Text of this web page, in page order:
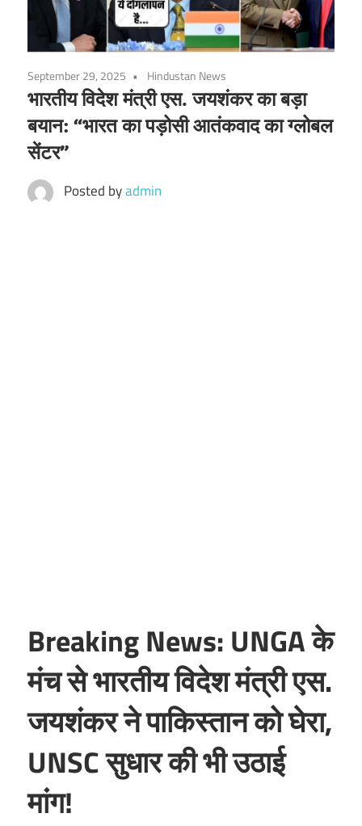
September 29, 2025 Hindustan News
भारतीय विदेश मंत्री एस. जयशंकर का बड़ा
बयान: “भारत का पड़ोसी आतंकवाद का ग्लोबल
सेंटर”
Posted byadmin
Breaking News: UNGA के
मंच से भारतीय विदेश मंत्री एस.
जयशंकर ने पाकिस्तान को घेरा,
UNSC सुधार की भी उठाई
मांग!